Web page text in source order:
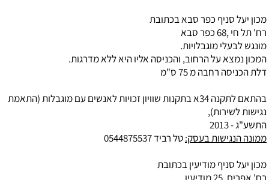
מכון יעל סניף כפר סבא בכתובת
רח' תל חי ,68 כפר סבא
מונגש לבעלי מוגבלויות.
המכון נמצא על הרחוב, והכניסה אליו היא ללא מדרגות.
דלת הכניסה רחבה מ 75 ס"מ
בהתאם לתקנה 34א בתקנות שוויון זכויות לאנשים עם מוגבלות (התאמת
נגישות לשירות),
התשע"ג - 2013
ממונה הנגישות בעסק:טל רביד 0544875537
מכון יעל סניף מודיעין בכתובת